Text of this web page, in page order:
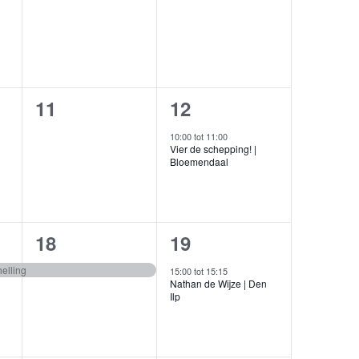
0
11
1
evenement,
12
10:00tot 11:00
Vier de schepping! |
Bloemendaal
1
evenement,
18
1
evenement,
19
15:00tot 15:15
Nathan de Wijze | Den
Ilp